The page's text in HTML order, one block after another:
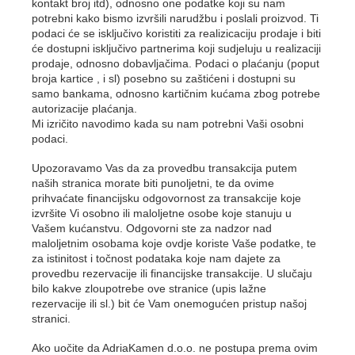
kontakt broj itd), odnosno one podatke koji su nam
potrebni kako bismo izvršili narudžbu i poslali proizvod. Ti
podaci će se isključivo koristiti za realizicaciju prodaje i biti
će dostupni isključivo partnerima koji sudjeluju u realizaciji
prodaje, odnosno dobavljačima. Podaci o plaćanju (poput
broja kartice , i sl) posebno su zaštićeni i dostupni su
samo bankama, odnosno kartičnim kućama zbog potrebe
autorizacije plaćanja.
Mi izričito navodimo kada su nam potrebni Vaši osobni
podaci.
Upozoravamo Vas da za provedbu transakcija putem
naših stranica morate biti punoljetni, te da ovime
prihvaćate financijsku odgovornost za transakcije koje
izvršite Vi osobno ili maloljetne osobe koje stanuju u
Vašem kućanstvu. Odgovorni ste za nadzor nad
maloljetnim osobama koje ovdje koriste Vaše podatke, te
za istinitost i točnost podataka koje nam dajete za
provedbu rezervacije ili financijske transakcije. U slučaju
bilo kakve zloupotrebe ove stranice (upis lažne
rezervacije ili sl.) bit će Vam onemogućen pristup našoj
stranici.
Ako uočite da AdriaKamen d.o.o. ne postupa prema ovim